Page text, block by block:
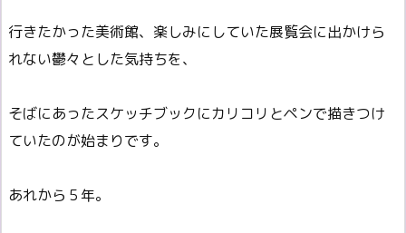
行きたかった美術館、楽しみにしていた展覧会に出かけら
れない鬱々とした気持ちを、
そばにあったスケッチブックにカリコリとペンで描きつけ
ていたのが始まりです。
あれから５年。